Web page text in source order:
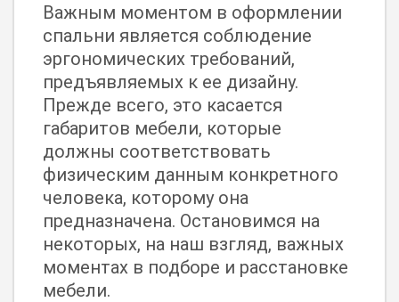
Важным моментом в оформлении
спальни является соблюдение
эргономических требований,
предъявляемых к ее дизайну.
Прежде всего, это касается
габаритов мебели, которые
должны соответствовать
физическим данным конкретного
человека, которому она
предназначена. Остановимся на
некоторых, на наш взгляд, важных
моментах в подборе и расстановке
мебели.